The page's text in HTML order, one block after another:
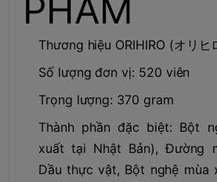
PHẨM
Thương hiệu ORIHIRO (オリヒ
Số lượng đơn vị: 520 viên
Trọng lượng: 370 gram
Thành phần đặc biệt: Bột
xuất tại Nhật Bản), Đường
Dầu thực vật, Bột nghệ mùa